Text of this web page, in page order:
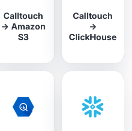
Calltouch
→ Amazon
S3
Calltouch
→
ClickHouse